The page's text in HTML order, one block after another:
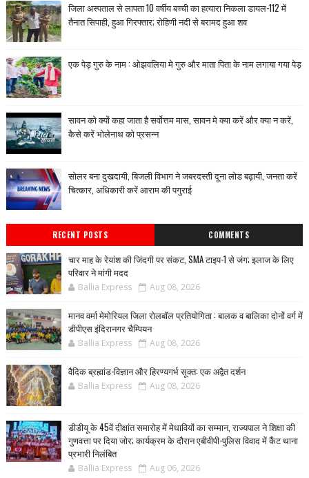
जिला अस्पताल से लापता 10 वर्षीय बच्ची का हत्यारा निकला डायल-112 में
तैनात सिपाही, हुआ गिरफ्तार; रोहिणी नदी से बरामद हुआ शव
एक पेड़ गुरु के नाम : ओझवलिया मे गुरु और माता पिता के नाम लगाया गया पेड़
सावन को क्यों कहा जाता है सर्वोत्तम मास, सावन मे क्या करें और क्या न करें,
कैसे करें भोलेनाथ को प्रसन्न
सोलर बना दुखदायी, बिजली विभाग ने जबरदस्ती दूना लोड बढ़ायी, जनता करें
चित्कार, अधिकारी करें आराम की पगुराई
RECENT POSTS COMMENTS
चार माह के रेयांश की जिंदगी पर संकट, SMA टाइप-1 से जंग; इलाज के लिए
परिवार ने मांगी मदद
Ballia Express Aug 08, 2026
मानव वर्मा मेमोरियल जिला रोलबॉल प्रतियोगिता : बालक व बालिका दोनों वर्ग में
डीपीएस इंदिरानगर चैम्पियन
Ballia Express Aug 08, 2026
वैदिक ब्रह्मांड-विज्ञान और हिरण्यगर्भ सूक्त: एक अद्वैत दर्शन
Ballia Express Aug 08, 2026
डीडीयू के 45वें दीक्षांत समारोह में मेधावियों का सम्मान, राज्यपाल ने शिक्षा की
गुणवत्ता पर दिया जोर; कार्यक्रम के दौरान एबीवीपी-पुलिस विवाद में कैंट थाना
प्रभारी निलंबित
Ballia Express Aug 06, 2026